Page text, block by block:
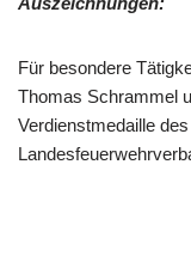
Für besondere
Thomas Schrammel
Verdienstmedaille